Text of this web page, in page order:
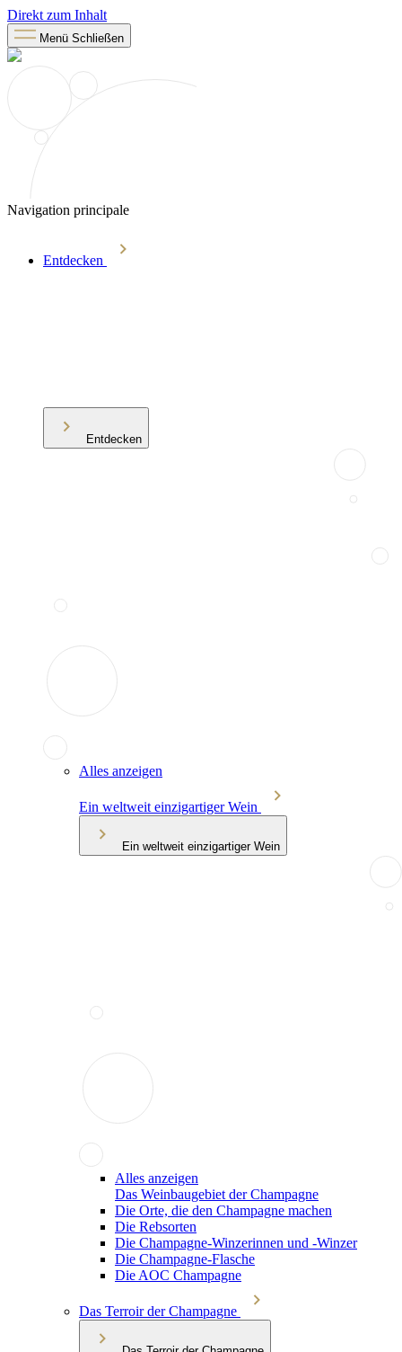
Direkt zum Inhalt
Menü Schließen
Navigation principale
Entdecken
Entdecken
Alles anzeigen
Ein weltweit einzigartiger Wein
Ein weltweit einzigartiger Wein
Alles anzeigen
Das Weinbaugebiet der Champagne
Die Orte, die den Champagne machen
Die Rebsorten
Die Champagne-Winzerinnen und -Winzer
Die Champagne-Flasche
Die AOC Champagne
Das Terroir der Champagne